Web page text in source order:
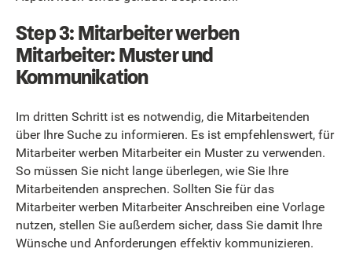
Step 3: Mitarbeiter werben
Mitarbeiter: Muster und
Kommunikation
Im dritten Schritt ist es notwendig, die Mitarbeitenden
über Ihre Suche zu informieren. Es ist empfehlenswert, für
Mitarbeiter werben Mitarbeiter ein Muster zu verwenden.
So müssen Sie nicht lange überlegen, wie Sie Ihre
Mitarbeitenden ansprechen. Sollten Sie für das
Mitarbeiter werben Mitarbeiter Anschreiben eine Vorlage
nutzen, stellen Sie außerdem sicher, dass Sie damit Ihre
Wünsche und Anforderungen effektiv kommunizieren.